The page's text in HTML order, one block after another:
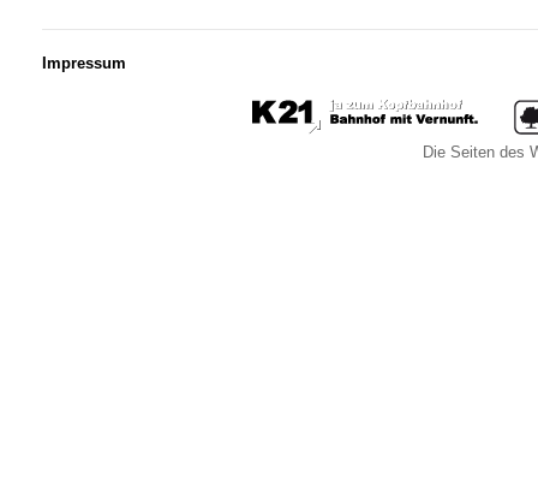
Impressum
Die Seiten des